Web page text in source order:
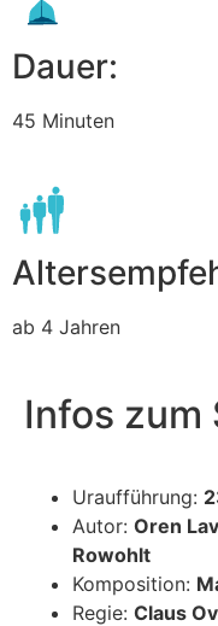
Dauer:
45 Minuten
ab 4 Jahren
Infos zum
Uraufführung:
Autor: Oren
Rowohlt
Komposition:
Regie: Claus